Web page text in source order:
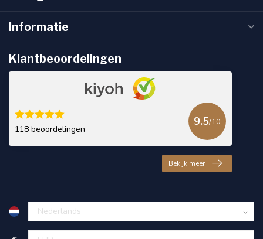
Informatie
Klantbeoordelingen
118 beoordelingen
9.5/10
Bekijk meer